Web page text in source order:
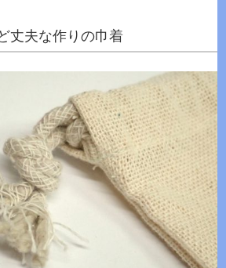
丈夫な作りの巾着